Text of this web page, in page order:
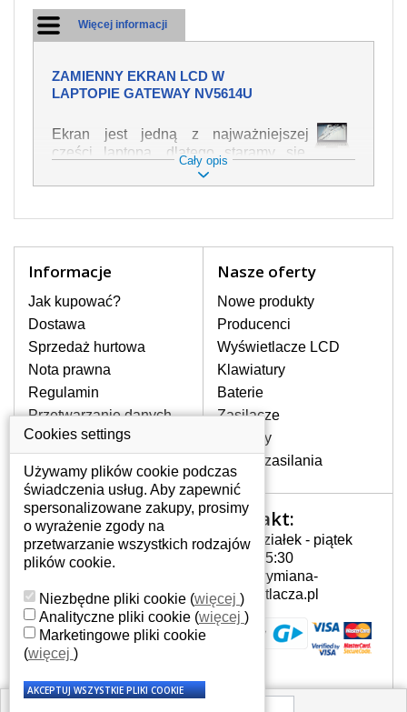
Więcej informacji
ZAMIENNY EKRAN LCD W
LAPTOPIE GATEWAY NV5614U
Ekran jest jedną z najważniejszej
części laptopa, dlatego staramy się,
żeby był jak najwyższej jakości. Służy
on do wyświetlania tekstu lub obrazu w
z nim z jak największą ostrożnością. Do
zaliczyć uszkodzenia mechaniczne np.
rozbity lub pęknięty ekran, następnie
pojawiające się pionowe pasy, ciemny
ekran, migotanie lub nierównomierną
jasność ekranu.
NAJWYŻSZEJ JAKOŚCI!
W naszym magazynie przez
cały okres gwarancji posiadamy
wyłącznie wysokiej jakości
oryginalne matryce klasy A+ bez
wadliwych pikseli.
JAK WYBRAĆ ODPOWIEDNI EKRAN
DO LAPTOPA GATEWAY NV5614U?
Odpowiedni ekran można dobrać do
konkretnego modelu laptopa, którego
oznaczenie można znaleźć na naklejce
na spodzie laptopa lub pod baterią, bywa
również umieszczone na ramkach lub
pęknięty ekran został zdemontowany, w
Cały opis
Informacje
Jak kupować?
Dostawa
Sprzedaż hurtowa
Nota prawna
Regulamin
Przetwarzanie danych
osobowych
Gdzie nas znajdziesz
Nasze oferty
Nowe produkty
Producenci
Wyświetlacze LCD
Klawiatury
Baterie
Zasilacze
Zawiasy
Złącza zasilania
Twoje konto
Twoje konto
Dane osobowe
Adresy
Historia zamówień
Kontakt:
Poniedziałek - piątek
7:00 - 15:30
info@wymiana-
wyswietlacza.pl
Cookies settings
Używamy plików cookie podczas
świadczenia usług. Aby zapewnić
spersonalizowane zakupy, prosimy
o wyrażenie zgody na
przetwarzanie wszystkich rodzajów
plików cookie.
Niezbędne pliki cookie (więcej )
Analityczne pliki cookie (więcej )
Marketingowe pliki cookie
(więcej )